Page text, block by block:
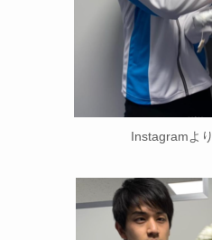
Instagramよ